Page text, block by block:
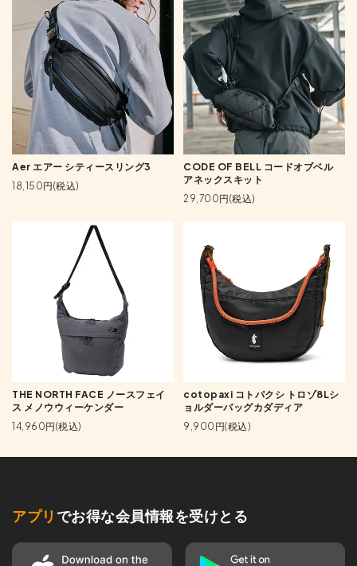
Aer エアー シティースリング3
18,150円(税込)
CODE OF BELL コードオブベル
アネックスキット
29,700円(税込)
THE NORTH FACE ノースフェイ
ス メノウウィーケンダー
14,960円(税込)
cotopaxi コトパクシ トロゾ8Lシ
ョルダーバッグカダディア
9,900円(税込)
アプリ でお得な会員情報を受けとる